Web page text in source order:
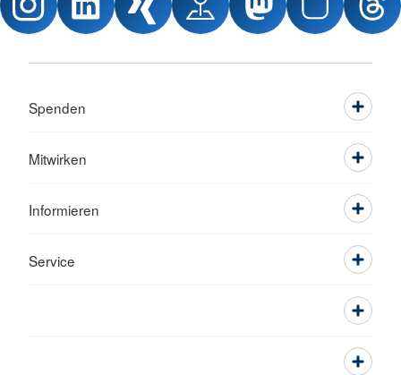
Spenden
Mitwirken
Informieren
Service